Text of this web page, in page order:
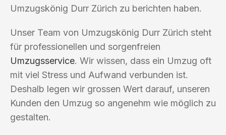
Umzugskönig Durr Zürich zu berichten haben.
Unser Team von Umzugskönig Durr Zürich steht
für professionellen und sorgenfreien
Umzugsservice. Wir wissen, dass ein Umzug oft
mit viel Stress und Aufwand verbunden ist.
Deshalb legen wir grossen Wert darauf, unseren
Kunden den Umzug so angenehm wie möglich zu
gestalten.